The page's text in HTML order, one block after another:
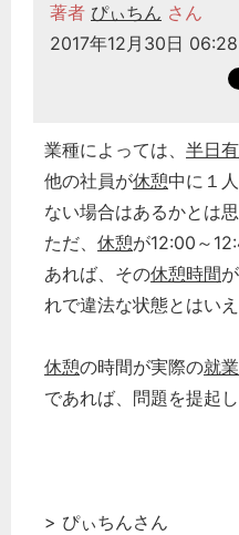
著者 ぴぃちん さん
2017年12月30日 06:28
業種によっては、 半日
他の社員が休憩中に１
ない場合はあるかとは思
ただ、 休憩が12:00～
あれば、その休憩時間
れで違法な状態とはい
休憩の時間が実際の就
であれば、問題を提起
> ぴぃちんさん